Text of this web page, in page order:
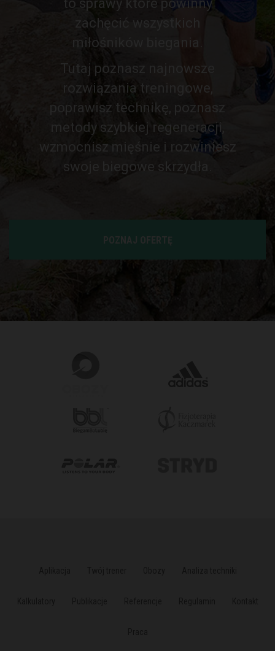
to sprawy które powinny
zachęcić wszystkich
miłośników biegania.
Tutaj poznasz najnowsze
rozwiązania treningowe,
poprawisz technikę, poznasz
metody szybkiej regeneracji,
wzmocnisz mięśnie i rozwiniesz
swoje biegowe skrzydła.
POZNAJ OFERTĘ